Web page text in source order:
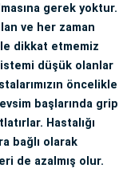
gerek yoktur.
ve her zaman
dikkat etmemiz
düşük olanlar
öncelikle
başlarında grip
Hastalığı
bağlı olarak
de azalmış olur.